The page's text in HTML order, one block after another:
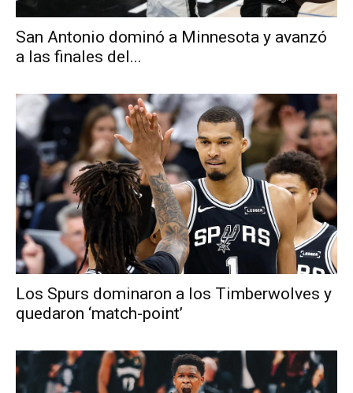
San Antonio dominó a Minnesota y avanzó
a las finales del...
Los Spurs dominaron a los Timberwolves y
quedaron ‘match-point’